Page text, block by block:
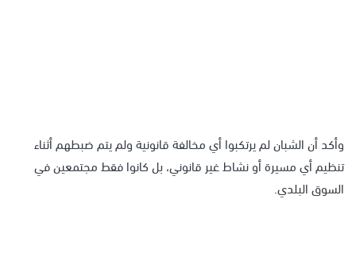
وأكد أن الشبان لم يرتكبوا أي مخالفة قانونية ولم يتم ضبطهم أثناء
تنظيم أي مسيرة أو نشاط غير قانوني، بل كانوا فقط مجتمعين في
السوق البلدي.